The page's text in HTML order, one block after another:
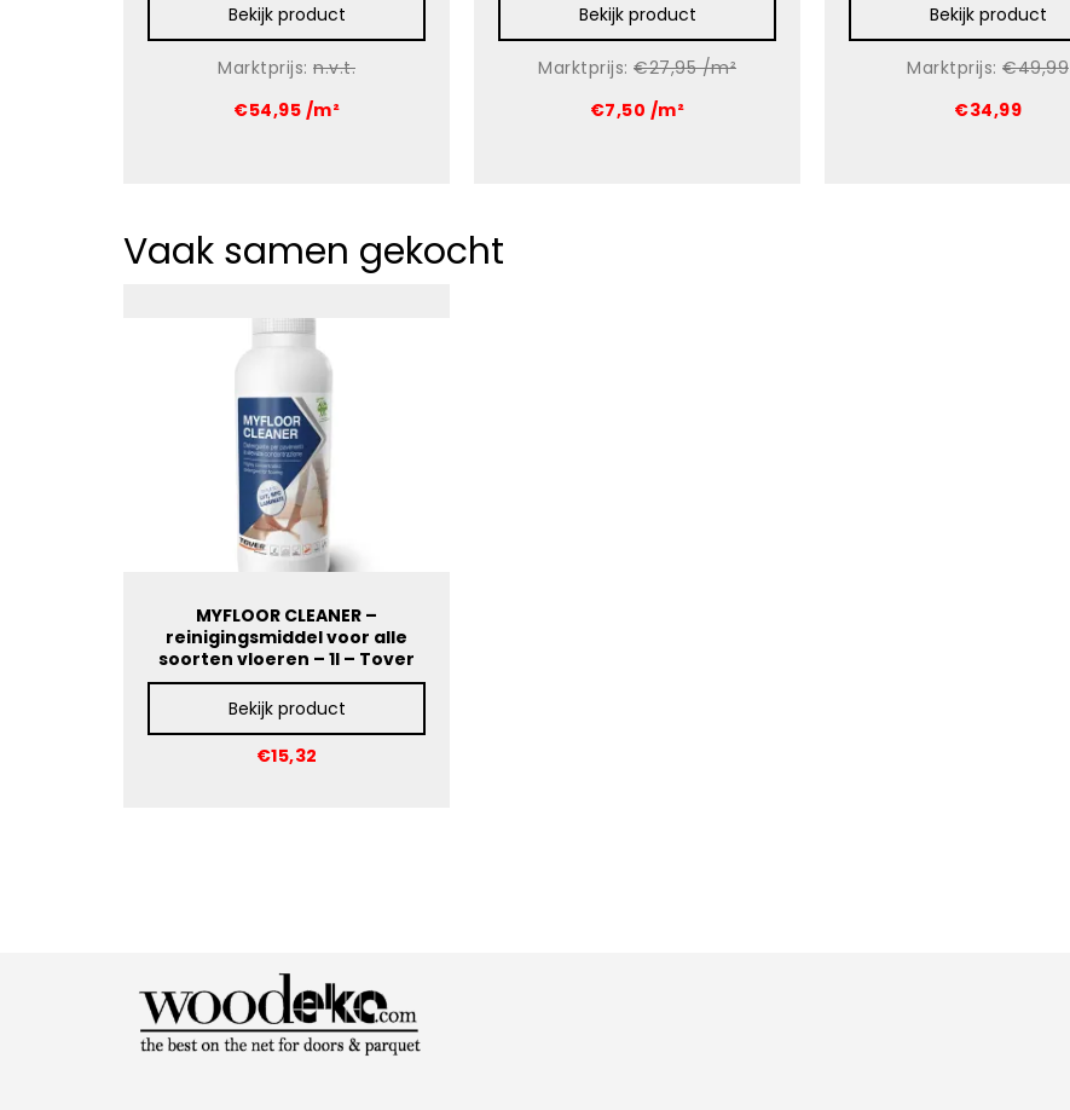
Bekijk product
Marktprijs: n.v.t.
€54,95 /m²
Bekijk product
Marktprijs: €27,95 /m²
€7,50 /m²
Bekijk product
Marktprijs: €49,99
€34,99
Vaak samen gekocht
MYFLOOR CLEANER –
reinigingsmiddel voor alle
soorten vloeren – 1l – Tover
Bekijk product
€15,32